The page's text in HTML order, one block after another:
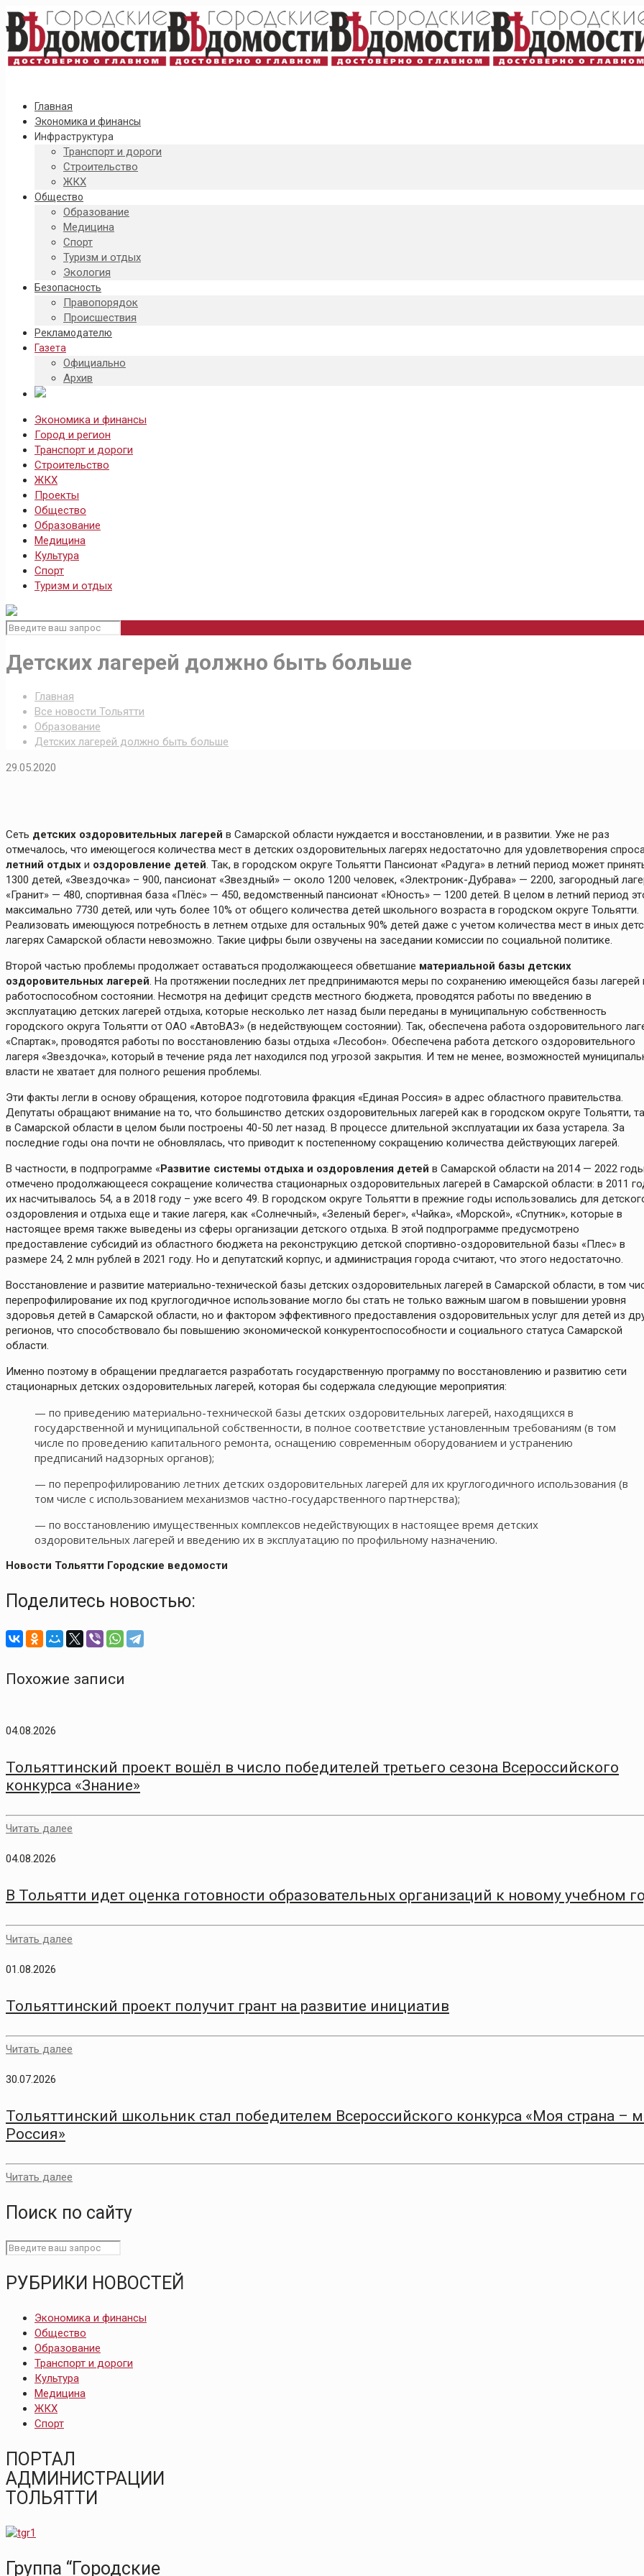
Главная
Экономика и финансы
Инфраструктура
Транспорт и дороги
Строительство
ЖКХ
Общество
Образование
Медицина
Спорт
Туризм и отдых
Экология
Безопасность
Правопорядок
Происшествия
Рекламодателю
Газета
Официально
Архив
Экономика и финансы
Город и регион
Транспорт и дороги
Строительство
ЖКХ
Проекты
Общество
Образование
Медицина
Культура
Спорт
Туризм и отдых
Детских лагерей должно быть больше
Главная
Все новости Тольятти
Образование
Детских лагерей должно быть больше
29.05.2020
Сеть детских оздоровительных лагерей в Самарской области нуждается и восстановлении, и в развитии. Уже не раз
отмечалось, что имеющегося количества мест в детских оздоровительных лагерях недостаточно для удовлетворения
летний отдых и оздоровление детей. Так, в городском округе Тольятти Пансионат «Радуга» в летний период может
1300 детей, «Звездочка» – 900, пансионат «Звездный» — около 1200 человек, «Электроник-Дубрава» — 2200, загородный
«Гранит» — 480, спортивная база «Плёс» — 450, ведомственный пансионат «Юность» — 1200 детей. В целом в летний период
максимально 7730 детей, или чуть более 10% от общего количества детей школьного возраста в городском округе Тольятти.
Реализовать имеющуюся потребность в летнем отдыхе для остальных 90% детей даже с учетом количества мест в иных
лагерях Самарской области невозможно. Такие цифры были озвучены на заседании комиссии по социальной политике.
Второй частью проблемы продолжает оставаться продолжающееся обветшание материальной базы детских
оздоровительных лагерей. На протяжении последних лет предпринимаются меры по сохранению имеющейся базы лагерей
работоспособном состоянии. Несмотря на дефицит средств местного бюджета, проводятся работы по введению в
эксплуатацию детских лагерей отдыха, которые несколько лет назад были переданы в муниципальную собственность
городского округа Тольятти от ОАО «АвтоВАЗ» (в недействующем состоянии). Так, обеспечена работа оздоровительного
«Спартак», проводятся работы по восстановлению базы отдыха «Лесобон». Обеспечена работа детского оздоровительного
лагеря «Звездочка», который в течение ряда лет находился под угрозой закрытия. И тем не менее, возможностей
власти не хватает для полного решения проблемы.
Эти факты легли в основу обращения, которое подготовила фракция «Единая Россия» в адрес областного правительства.
Депутаты обращают внимание на то, что большинство детских оздоровительных лагерей как в городском округе Тольятти,
в Самарской области в целом были построены 40-50 лет назад. В процессе длительной эксплуатации их база устарела. За
последние годы она почти не обновлялась, что приводит к постепенному сокращению количества действующих лагерей.
В частности, в подпрограмме «Развитие системы отдыха и оздоровления детей в Самарской области на 2014 — 2022
отмечено продолжающееся сокращение количества стационарных оздоровительных лагерей в Самарской области: в 2011
их насчитывалось 54, а в 2018 году – уже всего 49. В городском округе Тольятти в прежние годы использовались для
оздоровления и отдыха еще и такие лагеря, как «Солнечный», «Зеленый берег», «Чайка», «Морской», «Спутник», которые в
настоящее время также выведены из сферы организации детского отдыха. В этой подпрограмме предусмотрено
предоставление субсидий из областного бюджета на реконструкцию детской спортивно-оздоровительной базы «Плес» в
размере 24, 2 млн рублей в 2021 году. Но и депутатский корпус, и администрация города считают, что этого недостаточно.
Восстановление и развитие материально-технической базы детских оздоровительных лагерей в Самарской области, в том
перепрофилирование их под круглогодичное использование могло бы стать не только важным шагом в повышении уровня
здоровья детей в Самарской области, но и фактором эффективного предоставления оздоровительных услуг для детей из
регионов, что способствовало бы повышению экономической конкурентоспособности и социального статуса Самарской
области.
Именно поэтому в обращении предлагается разработать государственную программу по восстановлению и развитию сети
стационарных детских оздоровительных лагерей, которая бы содержала следующие мероприятия:
— по приведению материально-технической базы детских оздоровительных лагерей, находящихся в
государственной и муниципальной собственности, в полное соответствие установленным требованиям (в том
числе по проведению капитального ремонта, оснащению современным оборудованием и устранению
предписаний надзорных органов);
— по перепрофилированию летних детских оздоровительных лагерей для их круглогодичного использования (в
том числе с использованием механизмов частно-государственного партнерства);
— по восстановлению имущественных комплексов недействующих в настоящее время детских
оздоровительных лагерей и введению их в эксплуатацию по профильному назначению.
Новости Тольятти Городские ведомости
Поделитесь новостью:
Похожие записи
04.08.2026
Тольяттинский проект вошёл в число победителей третьего сезона Всероссийского
конкурса «Знание»
Читать далее
04.08.2026
В Тольятти идет оценка готовности образовательных организаций к новому учебном
Читать далее
01.08.2026
Тольяттинский проект получит грант на развитие инициатив
Читать далее
30.07.2026
Тольяттинский школьник стал победителем Всероссийского конкурса «Моя страна –
Россия»
Читать далее
Поиск по сайту
РУБРИКИ НОВОСТЕЙ
Экономика и финансы
Общество
Образование
Транспорт и дороги
Культура
Медицина
ЖКХ
Спорт
ПОРТАЛ
АДМИНИСТРАЦИИ
ТОЛЬЯТТИ
Группа “Городские